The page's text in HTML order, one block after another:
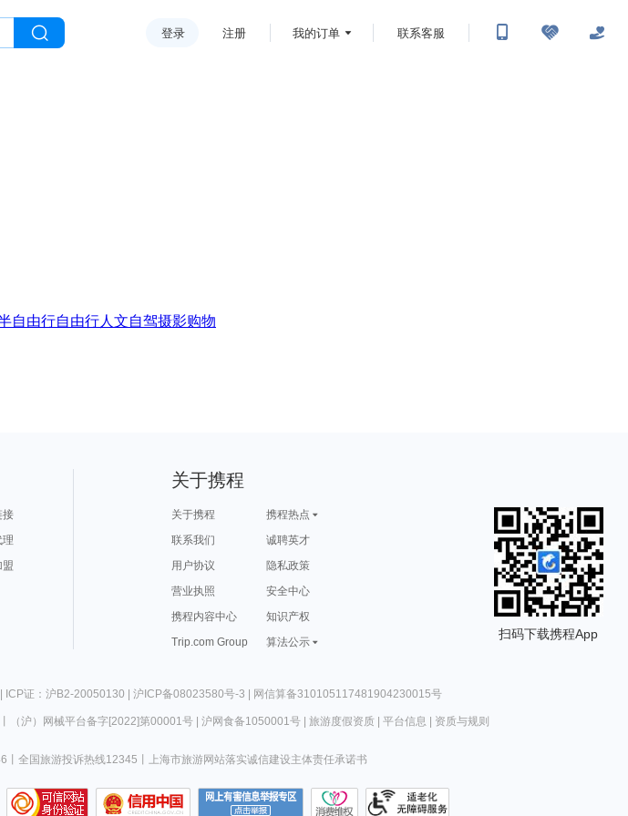
登录 注册 我的订单 联系客服
自由行自由行人文自驾摄影购物
接
理
盟
关于携程
关于携程
携程热点
联系我们
诚聘英才
用户协议
隐私政策
营业执照
安全中心
携程内容中心
知识产权
Trip.com Group
算法公示
扫码下载携程App
ICP证：沪B2-20050130 | 沪ICP备08023580号-3 | 网信算备310105117481904230015号
（沪）网械平台备字[2022]第00001号| 沪网食备1050001号| 旅游度假资质| 平台信息 资质与规则
全国旅游投诉热线12345 上海市旅游网站落实诚信建设主体责任承诺书